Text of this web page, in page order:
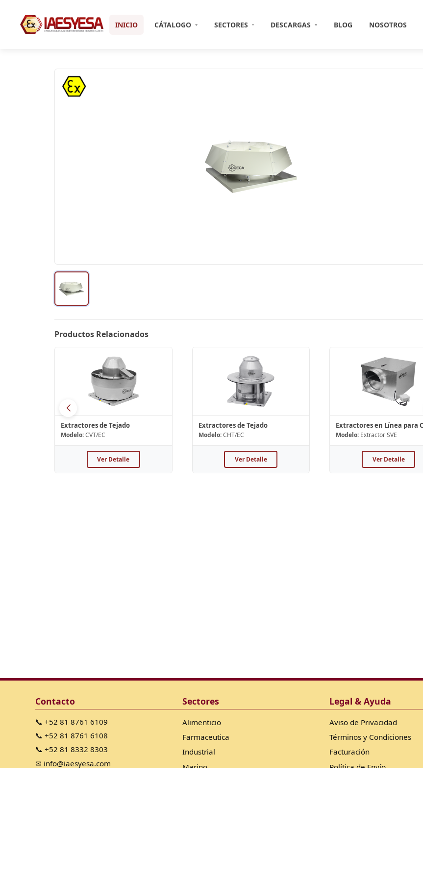
INICIO CÁTALOGO SECTORES DESCARGAS BLOG NOSOTROS
Productos Relacionados
Extractores de Tejado
Modelo:CVT/EC
Ver Detalle
Extractores de Tejado
Modelo:CHT/EC
Ver Detalle
Modelo: Extractor SVE
Ver Detalle
Contacto
📞 +52 81 8761 6109
📞 +52 81 8761 6108
📞 +52 81 8332 8303
✉ info@iaesyesa.com
Sectores
Alimenticio
Farmaceutica
Industrial
Marino
Legal & Ayuda
Aviso de Privacidad
Términos y Condiciones
Facturación
Política de Envío